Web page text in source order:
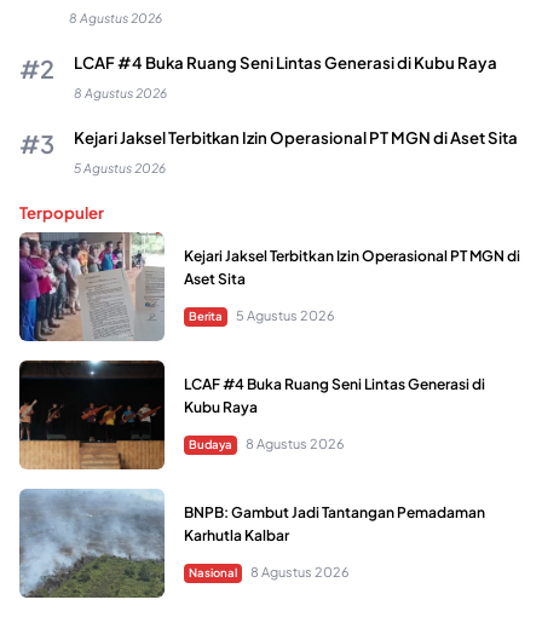
8 Agustus 2026
LCAF #4 Buka Ruang Seni Lintas Generasi di Kubu Raya
8 Agustus 2026
Kejari Jaksel Terbitkan Izin Operasional PT MGN di Aset Sita
5 Agustus 2026
Terpopuler
Kejari Jaksel Terbitkan Izin Operasional PT MGN di
Aset Sita
Berita 5 Agustus 2026
LCAF #4 Buka Ruang Seni Lintas Generasi di
Kubu Raya
Budaya 8 Agustus 2026
BNPB: Gambut Jadi Tantangan Pemadaman
Karhutla Kalbar
Nasional 8 Agustus 2026